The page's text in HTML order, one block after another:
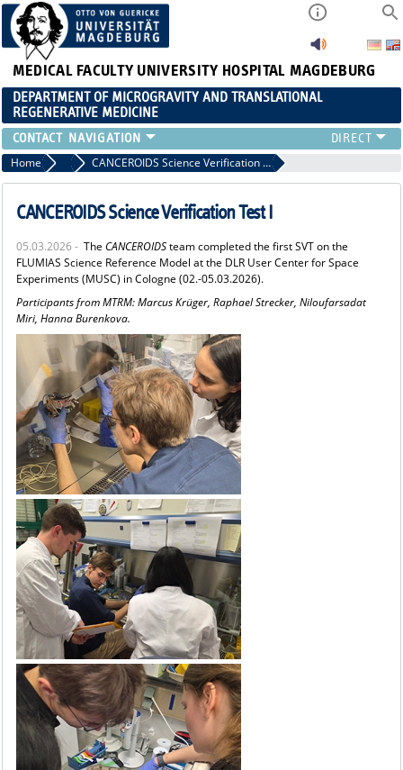
MEDICAL FACULTY UNIVERSITY HOSPITAL MAGDEBURG
DEPARTMENT OF MICROGRAVITY AND TRANSLATIONAL
REGENERATIVE MEDICINE
CONTACT
Home News CANCEROIDS Science Verification Test I
CANCEROIDS Science Verification Test I
05.03.2026 - The CANCEROIDSteam completed the first SVT on the
FLUMIAS Science Reference Model at the DLR User Center for Space
Experiments (MUSC) in Cologne (02.-05.03.2026).
Participants from MTRM: Marcus Krüger, Raphael Strecker, Niloufarsadat
Miri, Hanna Burenkova.